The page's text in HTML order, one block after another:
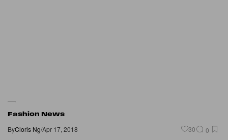
Fashion News
ByCloris Ng/Apr 17, 2018 30 0